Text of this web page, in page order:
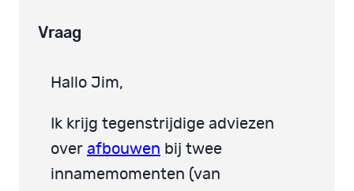
Vraag
Hallo Jim,
Ik krijg tegenstrijdige adviezen
over afbouwen bij twee
innamemomenten (van